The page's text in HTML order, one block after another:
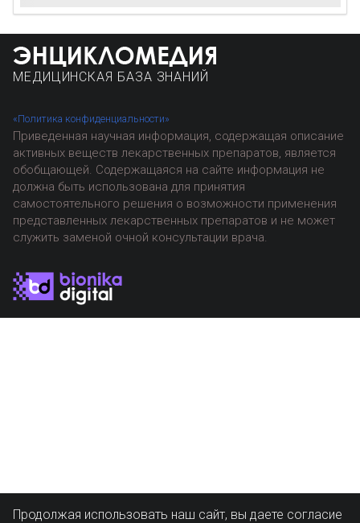
МЕДИЦИНСКАЯ БАЗА ЗНАНИЙ
«Политика конфиденциальности»
Приведенная научная информация, содержащая описание
активных веществ лекарственных препаратов, является
обобщающей. Содержащаяся на сайте информация не
должна быть использована для принятия
самостоятельного решения о возможности применения
представленных лекарственных препаратов и не может
служить заменой очной консультации врача.
Продолжая использовать наш сайт, вы даете согласие